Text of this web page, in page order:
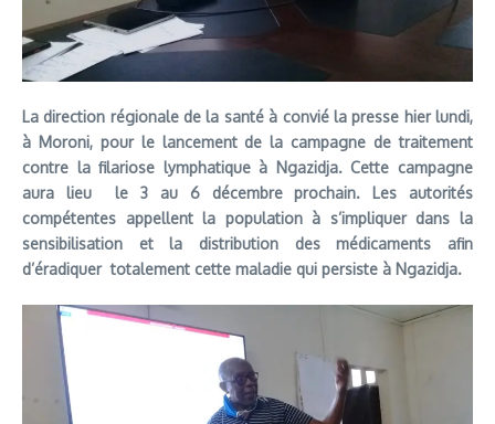
La direction régionale de la santé à convié la presse hier lundi,
à Moroni, pour le lancement de la campagne de traitement
contre la filariose lymphatique à Ngazidja. Cette campagne
aura lieu le 3 au 6 décembre prochain. Les autorités
compétentes appellent la population à s’impliquer dans la
sensibilisation et la distribution des médicaments afin
d’éradiquer totalement cette maladie qui persiste à Ngazidja.